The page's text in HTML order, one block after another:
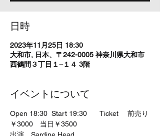
日時
2023年11月25日 18:30
大和市, 日本、〒242-0005 神奈川県大和市
西鶴間３丁目１−１４ 3階
イベントについて
Open 18:30  Start 19:30   　Ticket 　前売り
￥3000　当日￥3500
出演　Sardine Head